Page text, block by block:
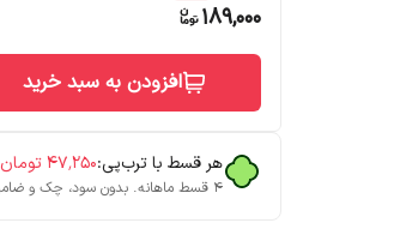
189,000
افزودن به سبد خرید
هر قسط با ترب‌پی:۴۷٬۲۵۰تومان
۴ قسط ماهانه. بدون سود، چک و ضامن.